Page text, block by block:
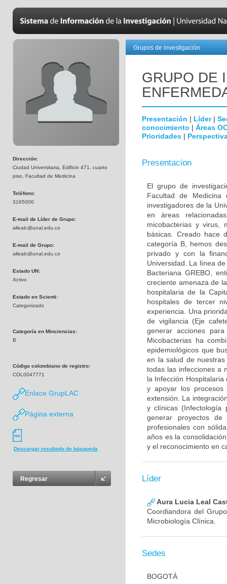
Dirección:
Ciudad Universitaria, Edificio 471, cuarto
piso, Facultad de Medicina
Teléfono:
3165000
E-mail de Líder de Grupo:
allealc@unal.edu.co
E-mail de Grupo:
allealc@unal.edu.co
Estado UN:
Activo
Estado en Scienti:
Categorizado
Categoría en Minciencias:
B
Código colombiano de registro:
COL0047771
Enlace GrupLAC
Página externa
Descargar resultado de búsqueda
Regresar
Grupos de investigación
GRUPO DE
Presentación | Líder|
conocimiento | Áreas
Prioridades |
Presentacion
El grupo de
Facultad de
investigadores de la
en áreas
micobacterias y virus,
básicas. Creado hace
categoría B, hemos
privado y con la
Universidad. La línea
Bacteriana GREBO,
creciente amenaza de
hospitalaria de la
hospitales de tercer
experiencia. Una
de vigilancia (Eje
generar acciones
Micobacterias ha
epidemiológicos que
en la salud de
todas las infecciones a
la Infección
y apoyar los
extensión. La
y clínicas (Infectología
generar proyectos
profesionales con
años es la
y el reconocimiento en
Líder
Aura Lucia Leal
Coordiandora del
Microbiología Clínica.
Sedes
BOGOTÁ